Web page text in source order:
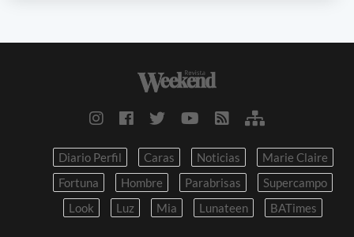
Diario Perfil Caras Noticias
Marie Claire
Fortuna
Hombre Parabrisas
Supercampo
Look
Luz Mia Lunateen BATimes